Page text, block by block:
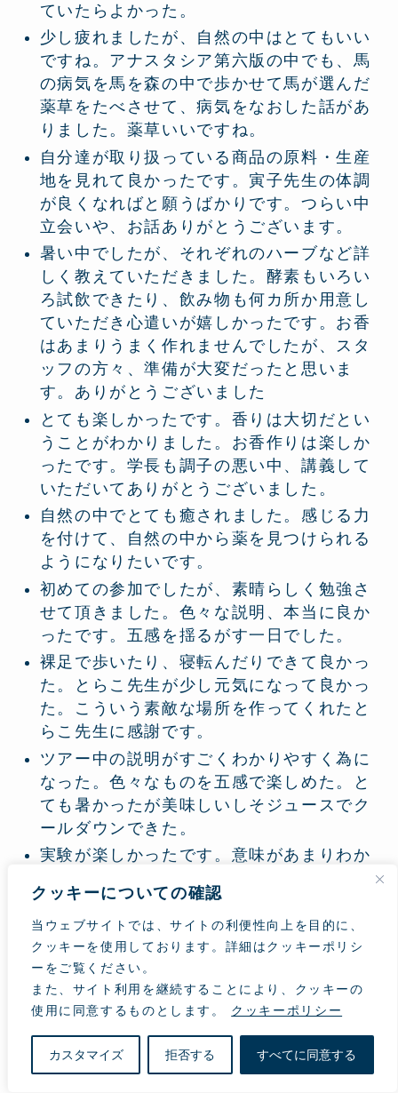
クッキーについての確認
当ウェブサイトでは、サイトの利便性向上を目的に、
クッキーを使用しております。詳細はクッキーポリシ
ーをご覧ください。
また、サイト利用を継続することにより、クッキーの
使用に同意するものとします。
クッキーポリシー
カスタマイズ 拒否する すべてに同意する
ていたらよかった。
少し疲れましたが、自然の中はとてもいい
ですね。アナスタシア第六版の中でも、馬
の病気を馬を森の中で歩かせて馬が選んだ
薬草をたべさせて、病気をなおした話があ
りました。薬草いいですね。
自分達が取り扱っている商品の原料・生産
地を見れて良かったです。寅子先生の体調
が良くなればと願うばかりです。つらい中
立会いや、お話ありがとうございます。
暑い中でしたが、それぞれのハーブなど詳
しく教えていただきました。酵素もいろい
ろ試飲できたり、飲み物も何カ所か用意し
ていただき心遣いが嬉しかったです。お香
はあまりうまく作れませんでしたが、スタ
ッフの方々、準備が大変だったと思いま
す。ありがとうございました
とても楽しかったです。香りは大切だとい
うことがわかりました。お香作りは楽しか
ったです。学長も調子の悪い中、講義して
いただいてありがとうございました。
自然の中でとても癒されました。感じる力
を付けて、自然の中から薬を見つけられる
ようになりたいです。
初めての参加でしたが、素晴らしく勉強さ
せて頂きました。色々な説明、本当に良か
ったです。五感を揺るがす一日でした。
裸足で歩いたり、寝転んだりできて良かっ
た。とらこ先生が少し元気になって良かっ
た。こういう素敵な場所を作ってくれたと
らこ先生に感謝です。
ツアー中の説明がすごくわかりやすく為に
なった。色々なものを五感で楽しめた。と
ても暑かったが美味しいしそジュースでク
ールダウンできた。
実験が楽しかったです。意味があまりわか
が美味しかったです。
いたれりつくせり。スタッフの皆さんあり
がとうございました
知らない事、沢山知れて勉強になりまし
た。